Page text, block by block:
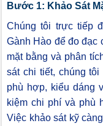
Bước 1: Khảo Sát
Chúng tôi trực tiếp
Gành Hào để đo đạc
mặt bằng và phân
sát chi tiết, chúng
phù hợp, kiểu dáng
kiệm chi phí và phù
Việc khảo sát kỹ